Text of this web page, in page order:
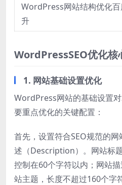
WordPress网站结构优化
升
WordPressSEO优化核
1. 网站基础设置优化
WordPress网站的基础设置
要重点优化的关键配置：
首先，设置符合SEO规范的
述（Description）。网站标
控制在60个字符以内；网站
站主题，长度不超过160个字符